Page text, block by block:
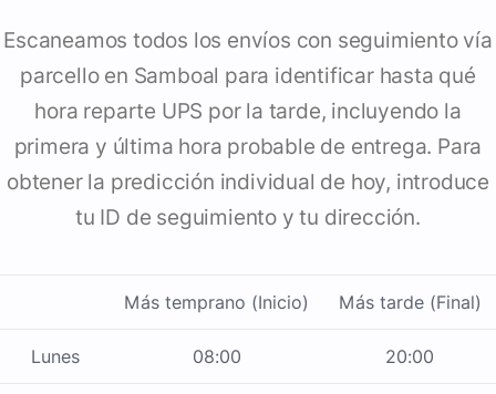
Escaneamos todos los envíos con seguimiento vía
parcello en Samboal para identificar hasta qué
hora reparte UPS por la tarde, incluyendo la
primera y última hora probable de entrega. Para
obtener la predicción individual de hoy, introduce
tu ID de seguimiento y tu dirección.
Más temprano (Inicio) Más tarde (Final)
Lunes 08:00 20:00